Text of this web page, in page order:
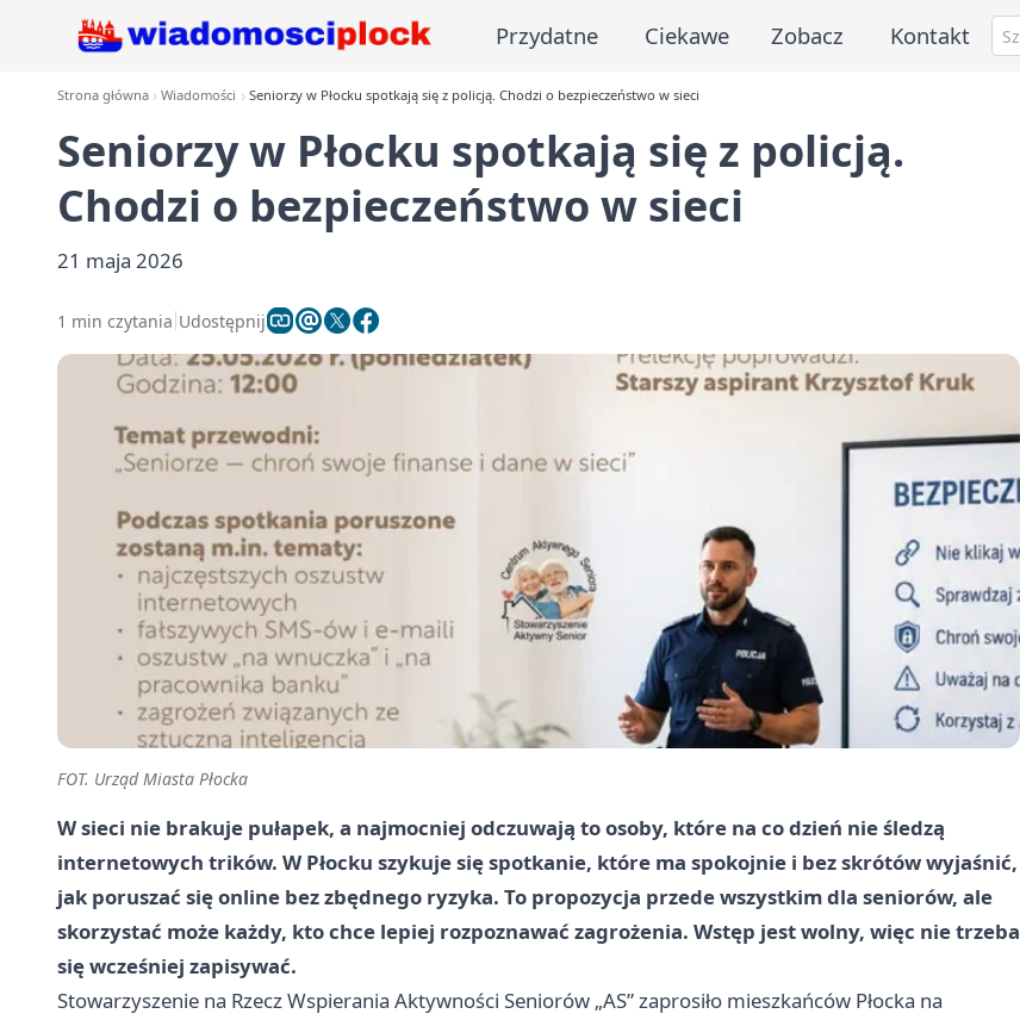
Przydatne Ciekawe Zobacz Kontakt
Strona główna Wiadomości Seniorzy w Płocku spotkają się z policją. Chodzi o bezpieczeństwo w sieci
Seniorzy w Płocku spotkają się z policją.
Chodzi o bezpieczeństwo w sieci
21 maja 2026
1 min czytania Udostępnij
FOT. Urząd Miasta Płocka
W sieci nie brakuje pułapek, a najmocniej odczuwają to osoby, które na co dzień nie śledzą
internetowych trików. W Płocku szykuje się spotkanie, które ma spokojnie i bez skrótów wyjaśnić,
jak poruszać się online bez zbędnego ryzyka. To propozycja przede wszystkim dla seniorów, ale
skorzystać może każdy, kto chce lepiej rozpoznawać zagrożenia. Wstęp jest wolny, więc nie trzeba
się wcześniej zapisywać.
Stowarzyszenie na Rzecz Wspierania Aktywności Seniorów „AS” zaprosiło mieszkańców Płocka na